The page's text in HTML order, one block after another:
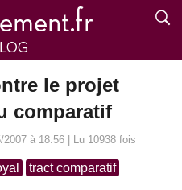
le projet
comparatif
à 18:56 | Lu 10938 fois
tract comparatif